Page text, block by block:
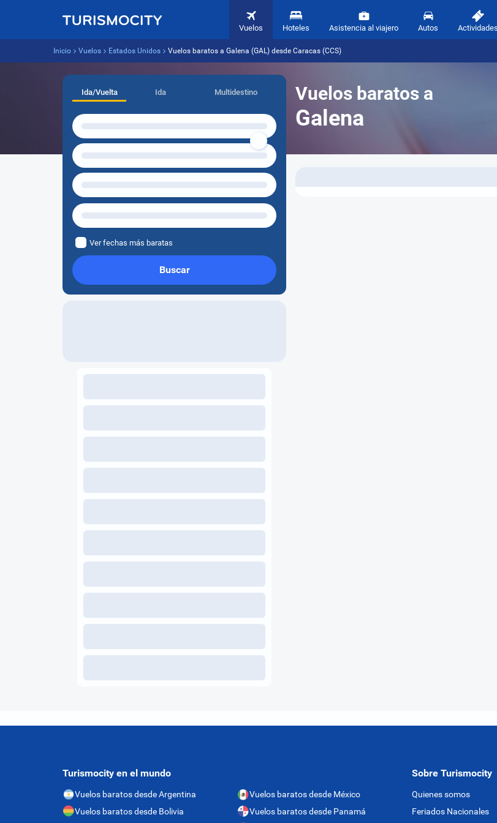
Vuelos Hoteles Asistencia al viajero Autos Actividades
Inicio Vuelos Estados Unidos Vuelos baratos a Galena (GAL) desde Caracas (CCS)
Vuelos baratos a
Galena
Ida/Vuelta Ida Multidestino
Ver fechas más baratas
Buscar
Turismocity en el mundo
Vuelos baratos desde Argentina
Vuelos baratos desde Bolivia
Vuelos baratos desde México
Vuelos baratos desde Panamá
Sobre Turismocity
Quienes somos
Feriados Nacionales